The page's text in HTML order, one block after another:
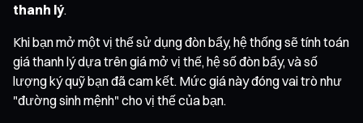
thanh lý.
Khi bạn mở một vị thế sử dụng đòn bẩy, hệ thống sẽ tính toán
giá thanh lý dựa trên giá mở vị thế, hệ số đòn bẩy, và số
lượng ký quỹ bạn đã cam kết. Mức giá này đóng vai trò như
"đường sinh mệnh" cho vị thế của bạn.